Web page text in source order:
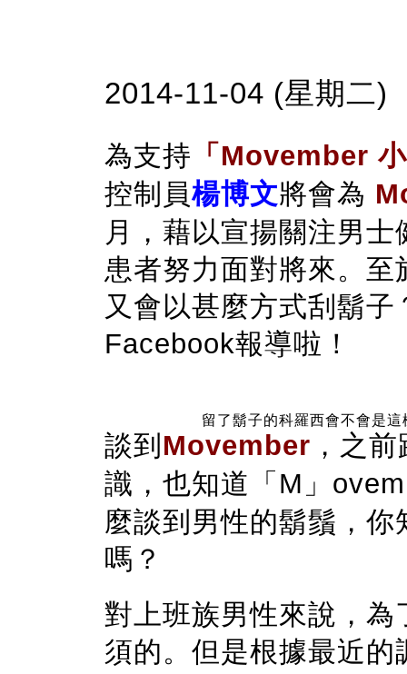
2014-11-04 (星期二)
為支持 「Movember
控制員楊博文將會為
月，藉以宣揚關注男
患者努力面對將來。
又會以甚麼方式刮鬍
Facebook報導啦！
留了鬍子的科羅西會不會是這
談到 Movember ， 之前
識，也知道「M」
麼談到男性的鬍鬚，
嗎？
對上班族男性來說，
須的。但是根據最近的